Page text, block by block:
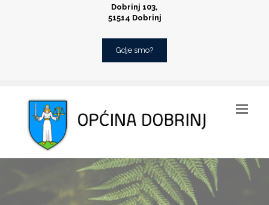
Dobrinj 103,
51514 Dobrinj
Gdje smo?